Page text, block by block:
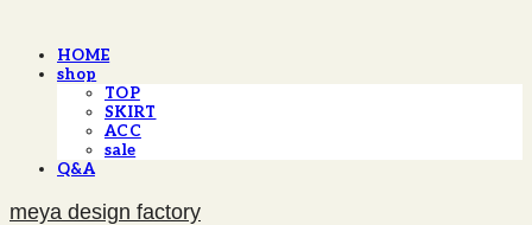
HOME
shop
TOP
SKIRT
ACC
sale
Q&A
meya design factory